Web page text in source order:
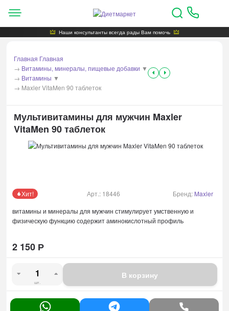
Наши консультанты всегда рады Вам помочь
Главная Главная
→ Витамины, минералы, пищевые добавки ▼
→ Витамины ▼
→ Maxler VitaMen 90 таблеток
Мультивитамины для мужчин Maxler
VitaMen 90 таблеток
Хит! Арт.: 18446 Бренд: Maxler
витамины и минералы для мужчин стимулирует умственную и
физическую функцию содержит аминокислотный профиль
2 150 Р
шт.
В корзину